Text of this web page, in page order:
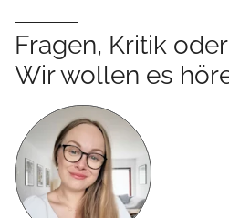
Fragen, Kritik
Wir wollen es